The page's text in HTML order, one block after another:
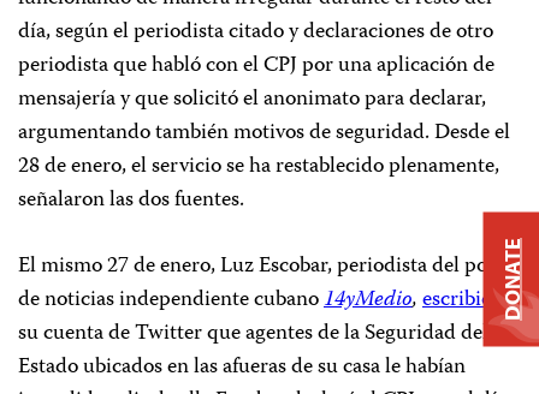
día, según el periodista citado y declaraciones de otro
periodista que habló con el CPJ por una aplicación de
mensajería y que solicitó el anonimato para declarar,
argumentando también motivos de seguridad. Desde el
28 de enero, el servicio se ha restablecido plenamente,
señalaron las dos fuentes.
El mismo 27 de enero, Luz Escobar, periodista del portal
de noticias independiente cubano14yMedio,escribió en
su cuenta de Twitter que agentes de la Seguridad del
Estado ubicados en las afueras de su casa le habían
DONATE